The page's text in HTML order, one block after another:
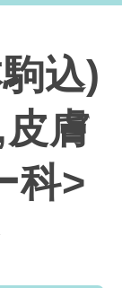
込)
膚
科>